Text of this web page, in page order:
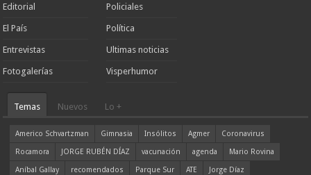
Editorial
El País
Entrevistas
Fotogalerías
Policiales
Política
Ultimas noticias
Visperhumor
Temas Nuevos Lo +
Americo Schvartzman Gimnasia Insólitos Agmer
Coronavirus
Rocamora
JORGE RUBÉN DÍAZ vacunación agenda
Mario Rovina
Aníbal Gallay
recomendados Parque Sur ATE
Jorge Díaz